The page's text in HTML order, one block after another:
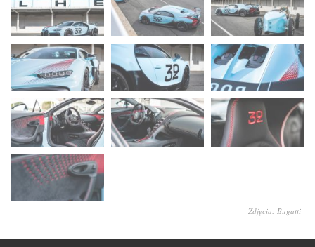
Zdjęcia: Bugatti